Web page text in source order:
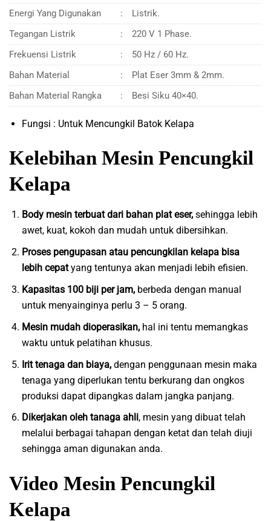
Energi Yang Digunakan
:
Listrik.
Tegangan Listrik
:
220 V 1 Phase.
Frekuensi Listrik
:
50 Hz / 60 Hz.
Bahan Material
:
Plat Eser 3mm & 2mm.
Bahan Material Rangka
: Besi Siku 40×40.
Fungsi : Untuk Mencungkil Batok Kelapa
Kelebihan Mesin Pencungkil
Kelapa
Body mesin terbuat dari bahan plat eser, sehingga lebih
awet, kuat, kokoh dan mudah untuk dibersihkan.
Proses pengupasan atau pencungkilan kelapa bisa
lebih cepatyang tentunya akan menjadi lebih efisien.
Kapasitas 100 biji per jam, berbeda dengan manual
untuk menyainginya perlu 3 – 5 orang.
Mesin mudah dioperasikan, hal ini tentu memangkas
waktu untuk pelatihan khusus.
Irit tenaga dan biaya,dengan penggunaan mesin maka
tenaga yang diperlukan tentu berkurang dan ongkos
produksi dapat dipangkas dalam jangka panjang.
Dikerjakan oleh tanaga ahli, mesin yang dibuat telah
melalui berbagai tahapan dengan ketat dan telah diuji
sehingga aman digunakan anda.
Video Mesin Pencungkil
Kelapa